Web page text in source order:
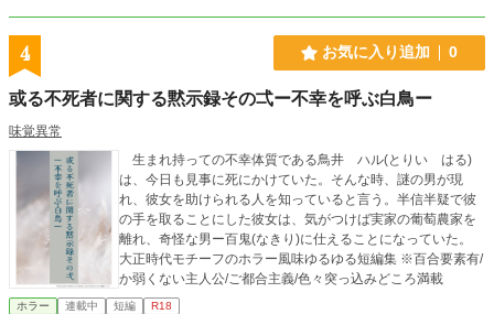
4 お気に入り追加 0
或る不死者に関する黙示録その弌ー不幸を呼ぶ白鳥ー
味覚異常
生まれ持っての不幸体質である鳥井 ハル(とりい はる)
は、今日も見事に死にかけていた。そんな時、謎の男が現
れ、彼女を助けられる人を知っていると言う。半信半疑で彼
の手を取ることにした彼女は、気がつけば実家の葡萄農家を
離れ、奇怪な男ー百鬼(なきり)に仕えることになっていた。
大正時代モチーフのホラー風味ゆるゆる短編集 ※百合要素有/
か弱くない主人公/ご都合主義/色々突っ込みどころ満載
ホラー 連載中 短編 R18